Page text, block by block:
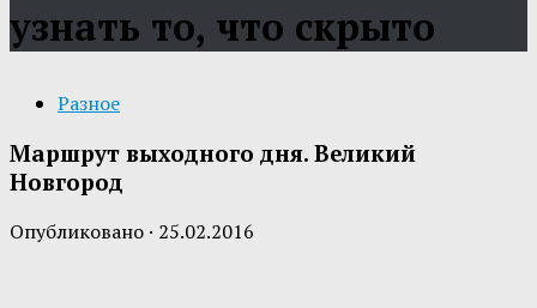
узнать то, что скрыто
Разное
Маршрут выходного дня. Великий
Новгород
Опубликовано · 25.02.2016